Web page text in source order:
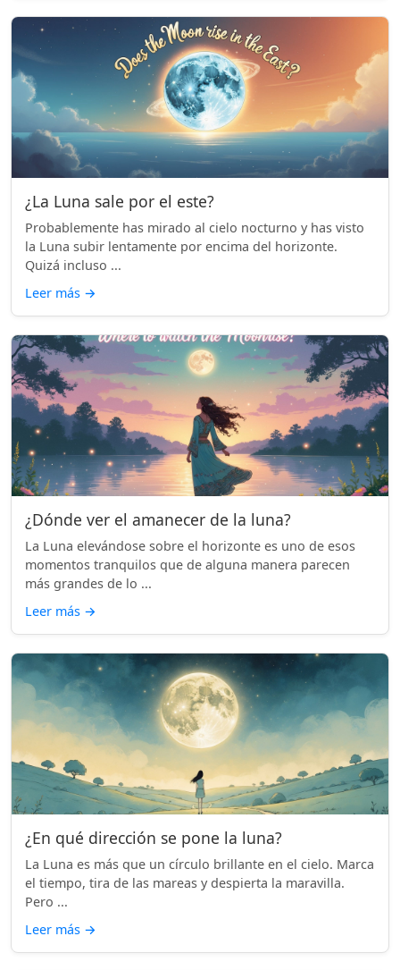
¿La Luna sale por el este?
Probablemente has mirado al cielo nocturno y has visto
la Luna subir lentamente por encima del horizonte.
Quizá incluso ...
Leer más →
¿Dónde ver el amanecer de la luna?
La Luna elevándose sobre el horizonte es uno de esos
momentos tranquilos que de alguna manera parecen
más grandes de lo ...
Leer más →
¿En qué dirección se pone la luna?
La Luna es más que un círculo brillante en el cielo. Marca
el tiempo, tira de las mareas y despierta la maravilla.
Pero ...
Leer más →